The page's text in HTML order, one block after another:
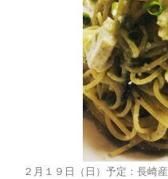
２月１９日（日）予定：長崎